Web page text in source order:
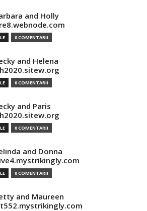
and Holly
0 COMENTARII
and Helena
0 COMENTARII
and Paris
0 COMENTARII
and Donna
0 COMENTARII
and Maureen